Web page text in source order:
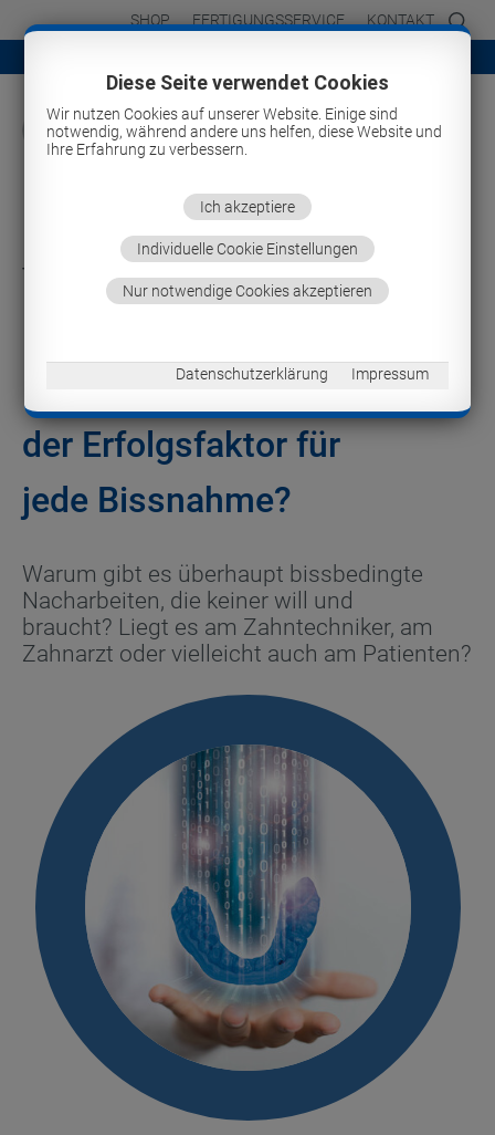
Diese Seite verwendet Cookies
Wir nutzen Cookies auf unserer Website. Einige sind
notwendig, während andere uns helfen, diese Website und
Ihre Erfahrung zu verbessern.
Ich akzeptiere
Individuelle Cookie Einstellungen
Nur notwendige Cookies akzeptieren
Datenschutzerklärung Impressum
SHOP FERTIGUNGSSERVICE KONTAKT
THERATECC CAMPUS
Das pro bite concept -
der Erfolgsfaktor für
jede Bissnahme?
Warum gibt es überhaupt bissbedingte
Nacharbeiten, die keiner will und
braucht? Liegt es am Zahntechniker, am
Zahnarzt oder vielleicht auch am Patienten?